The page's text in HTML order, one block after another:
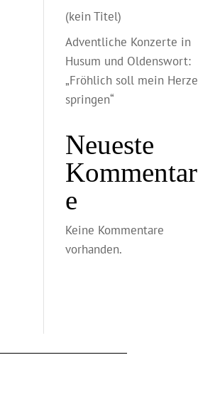
(kein Titel)
Adventliche Konzerte in
Husum und Oldenswort:
„Fröhlich soll mein Herze
springen“
Neueste
Kommentar
e
Keine Kommentare
vorhanden.